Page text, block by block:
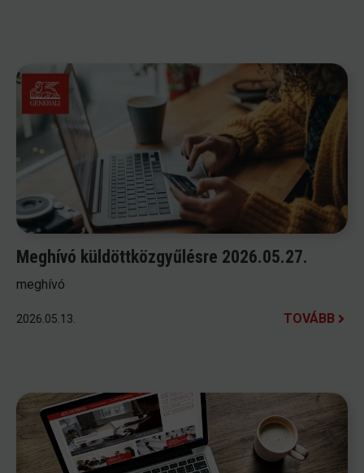
Meghívó küldöttközgyűlésre 2026.05.27.
meghívó
2026.05.13. TOVÁBB